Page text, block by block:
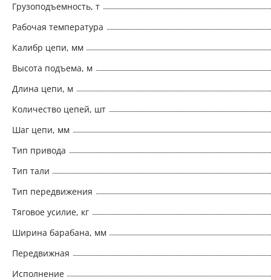
Грузоподъемность, т
Рабочая температура
Калибр цепи, мм
Высота подъема, м
Длина цепи, м
Количество цепей, шт
Шаг цепи, мм
Тип привода
Тип тали
Тип передвижения
Тяговое усилие, кг
Ширина барабана, мм
Передвижная
Исполнение